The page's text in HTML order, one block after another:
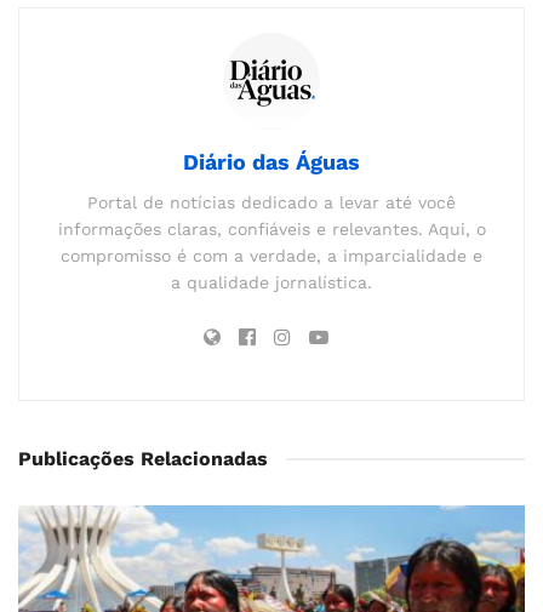
Diário das Águas
Portal de notícias dedicado a levar até você
informações claras, confiáveis e relevantes. Aqui, o
compromisso é com a verdade, a imparcialidade e
a qualidade jornalística.
Publicações Relacionadas